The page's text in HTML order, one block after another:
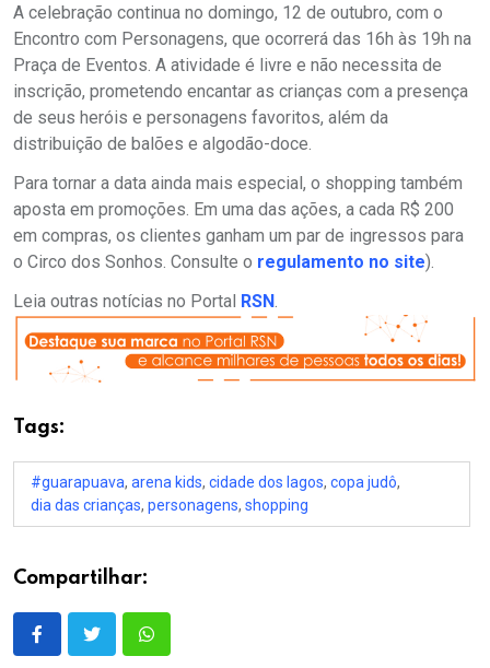
A celebração continua no domingo, 12 de outubro, com o
Encontro com Personagens, que ocorrerá das 16h às 19h na
Praça de Eventos. A atividade é livre e não necessita de
inscrição, prometendo encantar as crianças com a presença
de seus heróis e personagens favoritos, além da
distribuição de balões e algodão-doce.
Para tornar a data ainda mais especial, o shopping também
aposta em promoções. Em uma das ações, a cada R$ 200
em compras, os clientes ganham um par de ingressos para
o Circo dos Sonhos. Consulte o regulamento no site).
Leia outras notícias no Portal RSN
Tags:
#guarapuava, arena kids, cidade dos lagos, copa judô,
dia das crianças, personagens, shopping
Compartilhar: